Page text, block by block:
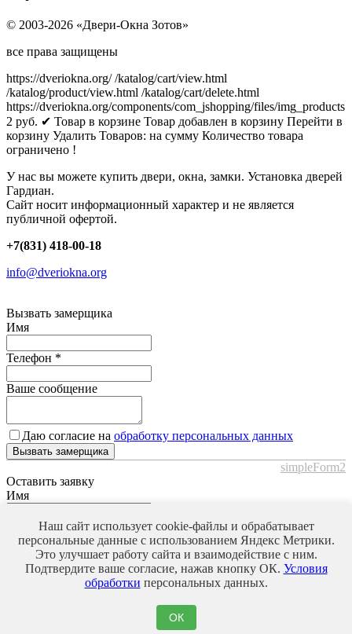
© 2003-2026 «Двери-Окна Зотов»
все права защищены
https://dveriokna.org/ /katalog/cart/view.html
/katalog/product/view.html /katalog/cart/delete.html
https://dveriokna.org/components/com_jshopping/files/img_products
2 руб. ✔ Товар в корзине Товар добавлен в корзину Перейти в
корзину Удалить Товаров: на сумму Количество товара
ограничено !
У нас вы можете купить двери, окна, замки. Установка дверей
Гардиан.
Сайт носит информационный характер и не является
публичной офертой.
+7(831) 418-00-18
info@dveriokna.org
Вызвать замерщика
Имя
Телефон *
Ваше сообщение
Даю согласие на обработку персональных данных
Вызвать замерщика
simpleForm2
Оставить заявку
Имя
Телефон*
Ваше сообщение
обработку персональных данных
Наш сайт использует cookie-файлы и обрабатывает
персональные данные с использованием Яндекс Метрики.
Это улучшает работу сайта и взаимодействие с ним.
Подтвердите ваше согласие, нажав кнопку ОК. Условия
обработки персональных данных.
ОК